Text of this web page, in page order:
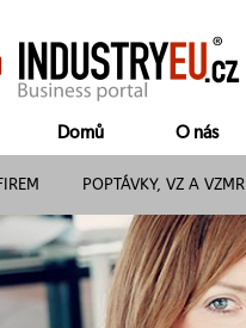
Domů O nás
POPTÁVKY, VZ A VZMR